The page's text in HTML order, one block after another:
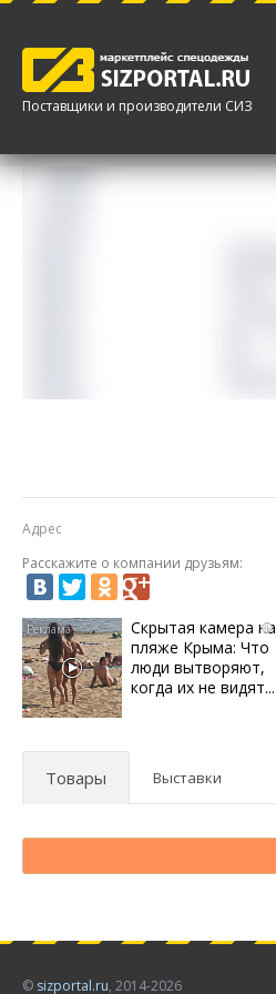
Поставщики и производители СИЗ
Адрес
Расскажите о компании друзьям:
i
Скрытая камера на
пляже Крыма: Что
люди вытворяют,
когда их не видят...
Товары Выставки
© sizportal.ru, 2014-2026